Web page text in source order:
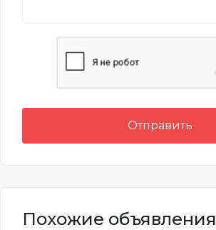
Отправить
Похожие объявления